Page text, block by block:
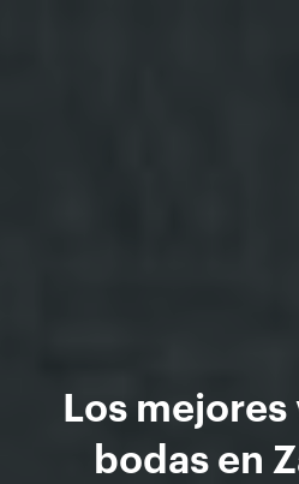
Los
bodas en